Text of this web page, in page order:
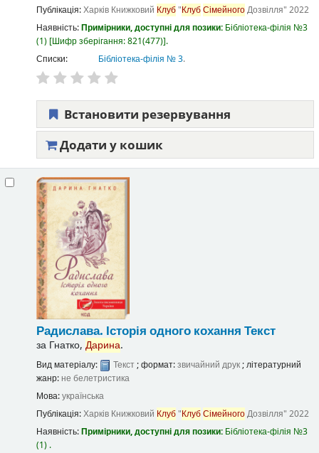
Публікація:Харків Книжковий Клуб"КлубСімейногоДозвілля" 2022
Наявність:Примірники, доступні для позики: Бібліотека-філія №3
(1) Шифр зберігання:821(477) .
Списки:
Бібліотека-філія № 3.
Встановити резервування
Додати у кошик
Радислава. Історія одного кохання Текст
за Гнатко, Дарина.
Вид матеріалу: Текст; формат:звичайний друк; літературний
жанр: не белетристика
Мова:українська
Публікація:Харків Книжковий Клуб"КлубСімейногоДозвілля" 2022
Наявність:Примірники, доступні для позики: Бібліотека-філія №3
(1) .